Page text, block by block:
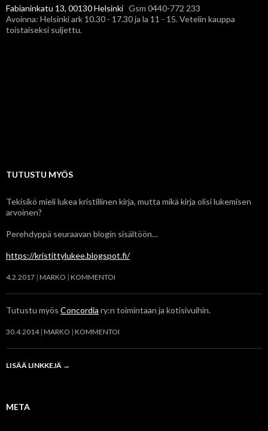
Fabianinkatu 13, 00130 Helsinki Gsm 0440-772 233
Avoinna: Helsinki ark 10.30 - 17.30 ja la 11 - 15. Vetelin kauppa
toistaiseksi suljettu.
TUTUSTU MYÖS
Tekisikö mieli lukea kristillinen kirja, mutta mikä kirja olisi lukemisen
arvoinen?
Perehdyppä seuraavan blogin sisältöön…
https://kristittylukee.blogspot.fi/
4.2.2017 MARKO KOMMENTOI
Tutustu myös Concordia ry:n toimintaan ja kotisivuihin.
30.4.2014 MARKO KOMMENTOI
LISÄÄ LINKKEJÄ →
META